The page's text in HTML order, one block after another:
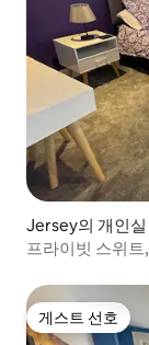
Jersey의 개인실
프라이빗 스위
게스트 선호
게스트 선호